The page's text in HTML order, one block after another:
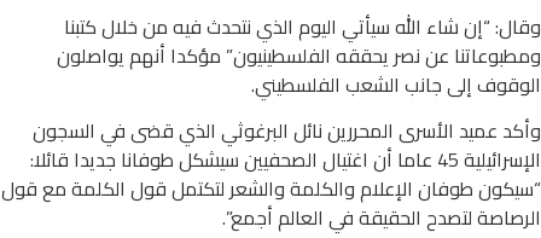
وقال: “إن شاء الله سيأتي اليوم الذي نتحدث فيه من خلال كتبنا
ومطبوعاتنا عن نصر يحققه الفلسطينيون” مؤكدا أنهم يواصلون
الوقوف إلى جانب الشعب الفلسطيني.
وأكد عميد الأسرى المحررين نائل البرغوثي الذي قضى في السجون
الإسرائيلية 45 عاما أن اغتيال الصحفيين سيشكل طوفانا جديدا قائلا:
“سيكون طوفان الإعلام والكلمة والشعر لتكتمل قول الكلمة مع قول
الرصاصة لتصدح الحقيقة في العالم أجمع”.